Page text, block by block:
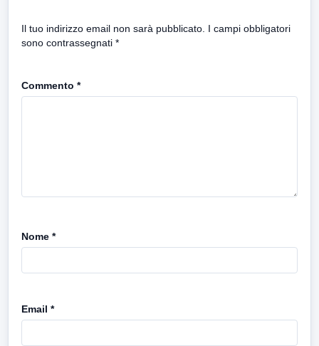
Il tuo indirizzo email non sarà pubblicato. I campi obbligatori
sono contrassegnati *
Commento *
Nome *
Email *